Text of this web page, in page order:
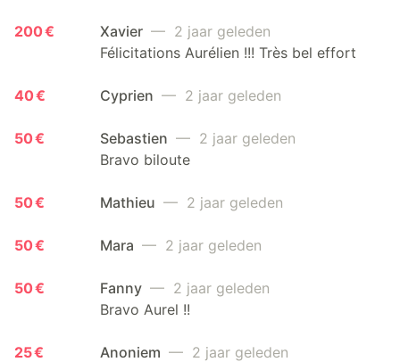
200 € Xavier — 2 jaar geleden
Félicitations Aurélien !!! Très bel effort
40 € Cyprien — 2 jaar geleden
50 € Sebastien — 2 jaar geleden
Bravo biloute
50 € Mathieu — 2 jaar geleden
50 € Mara — 2 jaar geleden
50 € Fanny — 2 jaar geleden
Bravo Aurel !!
25 € Anoniem — 2 jaar geleden